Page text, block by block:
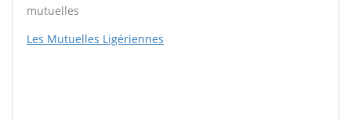
mutuelles
Les Mutuelles Ligériennes